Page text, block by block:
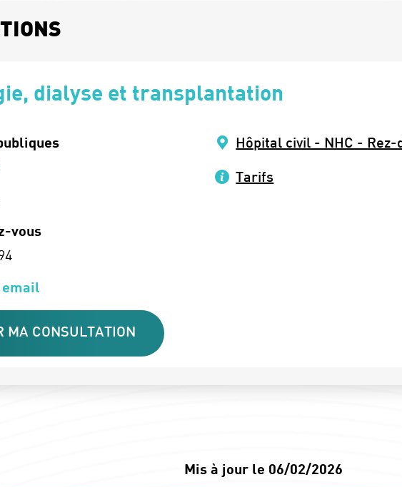
dialyse et transplantation
Hôpital civil - NHC -
Tarifs
vous
email
MA CONSULTATION
Mis à jour le 06/02/2026